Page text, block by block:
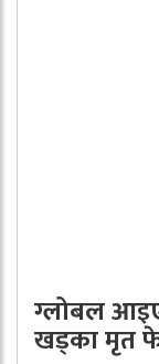
ग्लोबल
खड्का मृत